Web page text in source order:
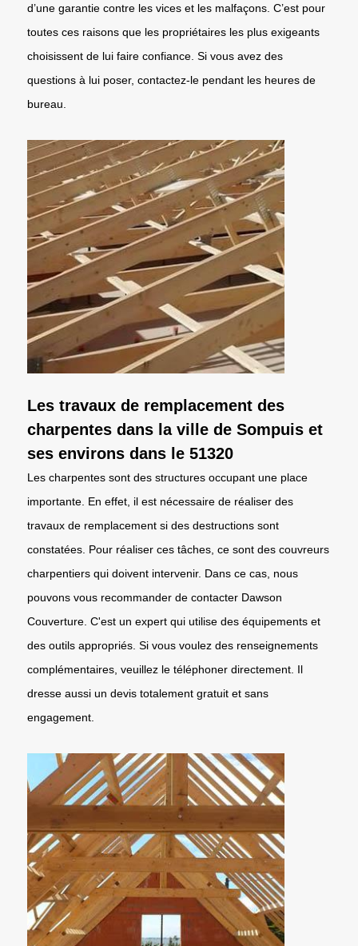
d’une garantie contre les vices et les malfaçons. C’est pour
toutes ces raisons que les propriétaires les plus exigeants
choisissent de lui faire confiance. Si vous avez des
questions à lui poser, contactez-le pendant les heures de
bureau.
Les travaux de remplacement des
charpentes dans la ville de Sompuis et
ses environs dans le 51320
Les charpentes sont des structures occupant une place
importante. En effet, il est nécessaire de réaliser des
travaux de remplacement si des destructions sont
constatées. Pour réaliser ces tâches, ce sont des couvreurs
charpentiers qui doivent intervenir. Dans ce cas, nous
pouvons vous recommander de contacter Dawson
Couverture. C'est un expert qui utilise des équipements et
des outils appropriés. Si vous voulez des renseignements
complémentaires, veuillez le téléphoner directement. Il
dresse aussi un devis totalement gratuit et sans
engagement.